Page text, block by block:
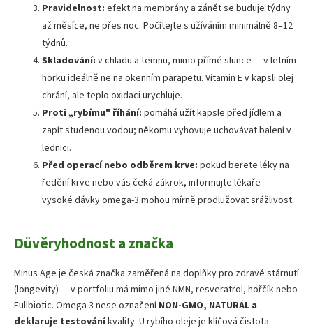
Pravidelnost: efekt na membrány a zánět se buduje týdny
až měsíce, ne přes noc. Počítejte s užíváním minimálně 8–12
týdnů.
Skladování: v chladu a temnu, mimo přímé slunce — v letním
horku ideálně ne na okenním parapetu. Vitamin E v kapsli olej
chrání, ale teplo oxidaci urychluje.
Proti „rybímu" říhání: pomáhá užít kapsle před jídlem a
zapít studenou vodou; někomu vyhovuje uchovávat balení v
lednici.
Před operací nebo odběrem krve: pokud berete léky na
ředění krve nebo vás čeká zákrok, informujte lékaře —
vysoké dávky omega-3 mohou mírně prodlužovat srážlivost.
Důvěryhodnost a značka
Minus Age je česká značka zaměřená na doplňky pro zdravé stárnutí
(longevity) — v portfoliu má mimo jiné NMN, resveratrol, hořčík nebo
Fullbiotic. Omega 3 nese označeníNON-GMO, NATURAL a
deklaruje testováníkvality. U rybího oleje je klíčová čistota —